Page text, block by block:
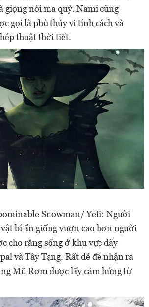
giọng nói ma quỷ. Nami cũng
gọi là phù thủy vì tính cách và
thuật thời tiết.
Snowman/ Yeti: Người
bí ẩn giống vượn cao hơn người
cho rằng sống ở khu vực dãy
và Tây Tạng. Rất dễ để nhận ra
Mũ Rơm được lấy cảm hứng từ